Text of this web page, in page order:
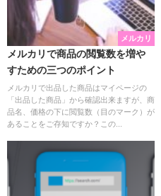
メルカリ
メルカリで商品の閲覧数を増や
すための三つのポイント
メルカリで出品した商品はマイページの
「出品した商品」から確認出来ますが、商
品名、価格の下に閲覧数（目のマーク）が
あることをご存知ですか？この...